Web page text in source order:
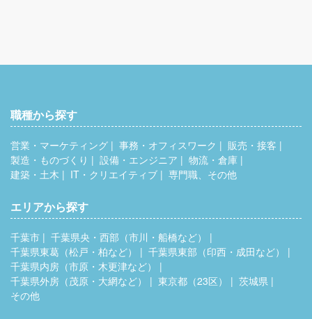
職種から探す
営業・マーケティング 事務・オフィスワーク
販売・接客
製造・ものづくり
設備・エンジニア
物流・倉庫
建築・土木
IT・クリエイティブ 専門職、その他
エリアから探す
千葉市
千葉県央・西部（市川・船橋など）
千葉県東葛（松戸・柏など）
千葉県東部（印西・成田など）
千葉県内房（市原・木更津など）
千葉県外房（茂原・大網など）
東京都（23区）
茨城県
その他